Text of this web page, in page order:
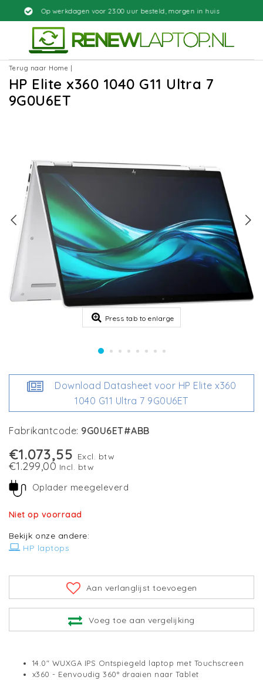
voor 23.00 uur besteld, morgen in huis
Terug naar Home
HP Elite x360 1040 G11 Ultra 7
9G0U6ET
Press tab to enlarge
Download Datasheet voor HP Elite x360
1040 G11 Ultra 7 9G0U6ET
Fabrikantcode: 9G0U6ET#ABB
€1.073,55 Excl. btw
€1.299,00 Incl. btw
Oplader meegeleverd
Niet op voorraad
Bekijk onze andere:
HP laptops
Aan verlanglijst toevoegen
Voeg toe aan vergelijking
14.0" WUXGA IPS Ontspiegeld laptop met Touchscreen
x360 - Eenvoudig 360° draaien naar Tablet